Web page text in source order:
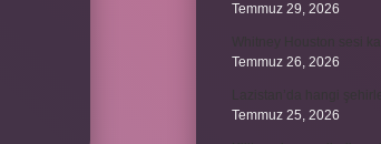
Temmuz 29, 2026
Temmuz 26, 2026
Temmuz 25, 2026